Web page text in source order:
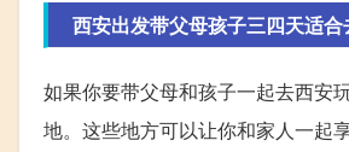
西安出发带父母孩子三四天适合
如果你要带父母和孩子一起去西安
地。这些地方可以让你和家人一起